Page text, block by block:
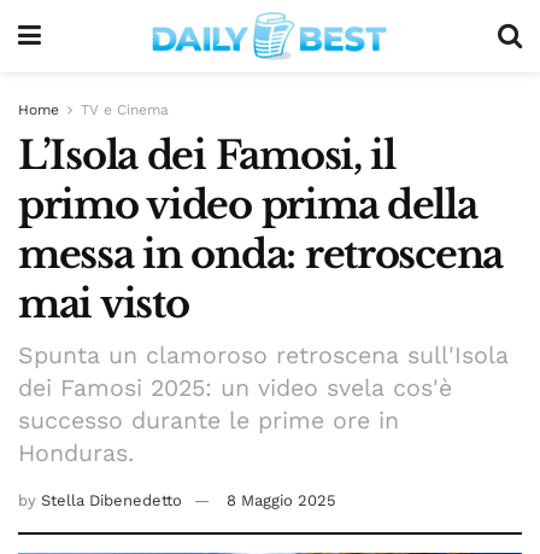
Home TV e Cinema
L’Isola dei Famosi, il
primo video prima della
messa in onda: retroscena
mai visto
Spunta un clamoroso retroscena sull'Isola
dei Famosi 2025: un video svela cos'è
successo durante le prime ore in
Honduras.
by Stella Dibenedetto 8 Maggio 2025